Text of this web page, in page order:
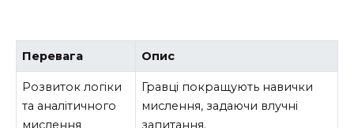
Перевага Опис
Розвиток логіки
та аналітичного
мислення
Гравці покращують навички
мислення, задаючи влучні
запитання.